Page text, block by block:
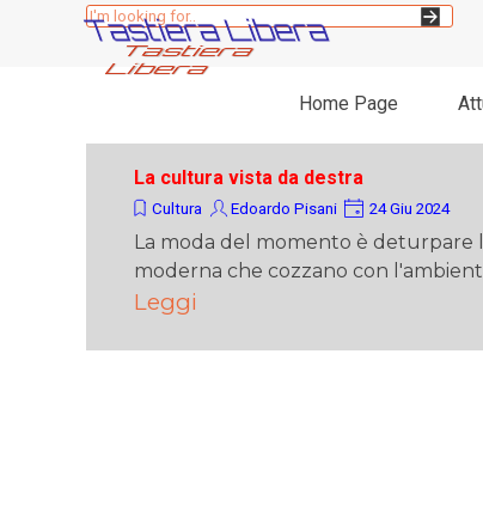
Vai ai contenuti
Tastiera Libera
Home Page
La cultura vista da destra
Cultura Edoardo Pisani 24 Giu 2024
La moda del momento è
moderna che cozzano con
Leggi